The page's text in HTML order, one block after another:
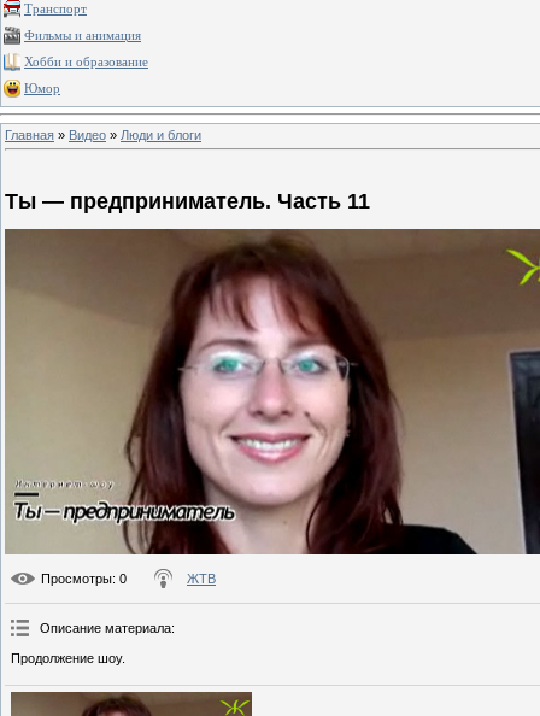
Транспорт
Фильмы и анимация
Хобби и образование
Юмор
Главная » Видео » Люди и блоги
Ты — предприниматель. Часть 11
Просмотры: 0 ЖТВ
Описание материала:
Продолжение шоу.